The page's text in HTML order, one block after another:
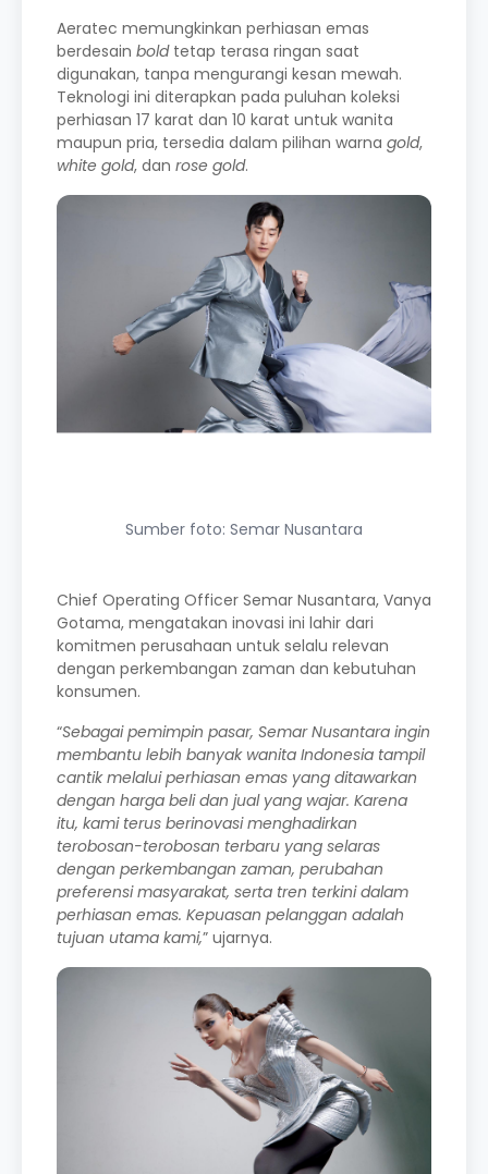
Aeratec memungkinkan perhiasan emas
berdesain bold tetap terasa ringan saat
digunakan, tanpa mengurangi kesan mewah.
Teknologi ini diterapkan pada puluhan koleksi
perhiasan 17 karat dan 10 karat untuk wanita
maupun pria, tersedia dalam pilihan warna gold,
white gold, dan rose gold.
Sumber foto: Semar Nusantara
Chief Operating Officer Semar Nusantara, Vanya
Gotama, mengatakan inovasi ini lahir dari
komitmen perusahaan untuk selalu relevan
dengan perkembangan zaman dan kebutuhan
konsumen.
“Sebagai pemimpin pasar, Semar Nusantara ingin
membantu lebih banyak wanita Indonesia tampil
cantik melalui perhiasan emas yang ditawarkan
dengan harga beli dan jual yang wajar. Karena
itu, kami terus berinovasi menghadirkan
terobosan-terobosan terbaru yang selaras
dengan perkembangan zaman, perubahan
preferensi masyarakat, serta tren terkini dalam
perhiasan emas. Kepuasan pelanggan adalah
tujuan utama kami,” ujarnya.